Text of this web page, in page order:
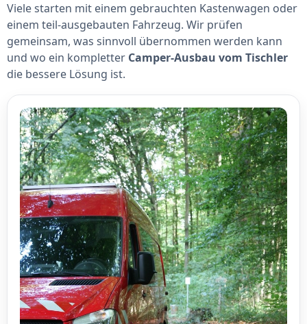
Viele starten mit einem gebrauchten Kastenwagen oder
einem teil-ausgebauten Fahrzeug. Wir prüfen
gemeinsam, was sinnvoll übernommen werden kann
und wo ein kompletter Camper-Ausbau vom Tischler
die bessere Lösung ist.